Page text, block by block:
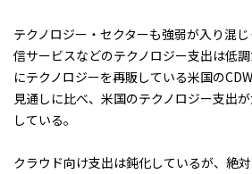
テクノロジー・セクターも強弱が入り混
信サービスなどのテクノロジー支出は低
にテクノロジーを再販している米国の
見通しに比べ、米国のテクノロジー支出
している。
クラウド向け支出は鈍化しているが、絶